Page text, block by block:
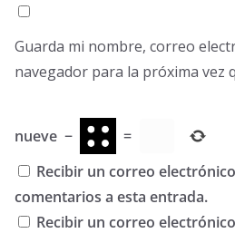
Guarda mi nombre, correo
navegador para la próxima vez
nueve −
=
Recibir un correo
comentarios a esta entrada.
Recibir un correo